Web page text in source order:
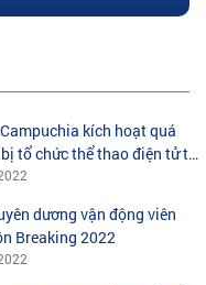
kích hoạt quá
tổ chức thể thao điện tử tại
dương vận động viên
Breaking 2022